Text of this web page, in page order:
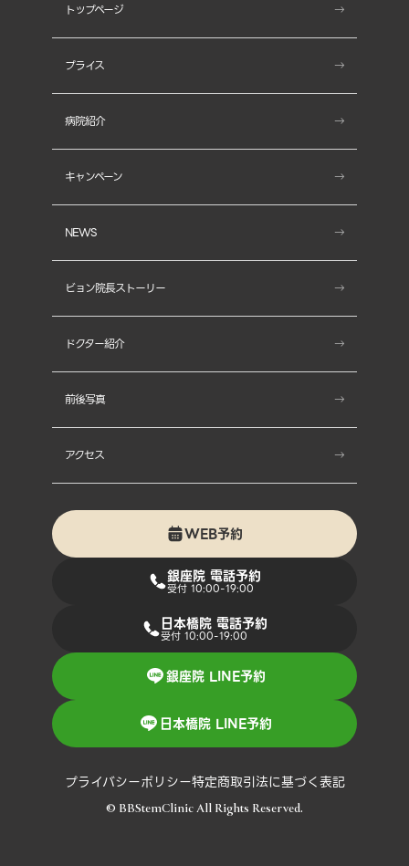
- ヒアルロン酸注入
- ポラージェン
- テンサーマ
- ミントリフト
- ジェントルマックスプロ
- シルクウェーブ
- アクアピール
- ジェネシスレーザー
- 表情筋ジワ注射
- セル・リターン
- シャイニングピール
トップページ
プライス
病院紹介
キャンペーン
NEWS
ビョン院長ストーリー
ドクター紹介
前後写真
アクセス
WEB予約
銀座院 電話予約
受付 10:00-19:00
日本橋院 電話予約
受付 10:00-19:00
銀座院 LINE予約
日本橋院 LINE予約
プライバシーポリシー特定商取引法に基づく表記
© BBStemClinic All Rights Reserved.